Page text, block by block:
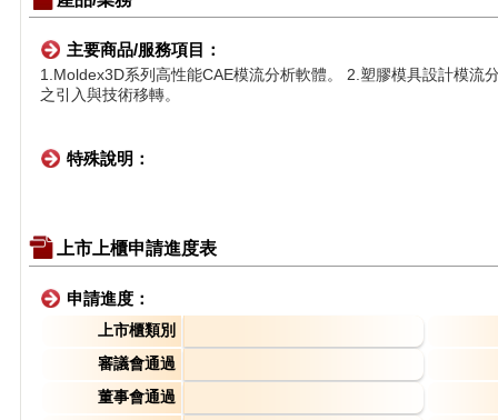
主要商品/服務項目：
1.Moldex3D系列高性能CAE模流分析軟體。 2.塑膠模具設計模流
之引入與技術移轉。
特殊說明：
上市上櫃申請進度表
申請進度：
上市櫃類別
審議會通過
董事會通過